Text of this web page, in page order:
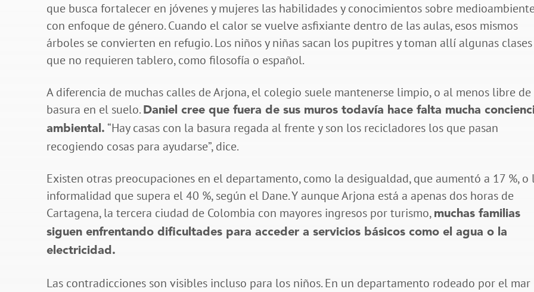
que busca fortalecer en jóvenes y mujeres las habilidades y conocimientos sobre
con enfoque de género. Cuando el calor se vuelve asfixiante dentro de las aulas, esos mismos
árboles se convierten en refugio. Los niños y niñas sacan los pupitres y toman allí algunas clases
que no requieren tablero, como filosofía o español.
A diferencia de muchas calles de Arjona, el colegio suele mantenerse limpio, o al menos libre de
basura en el suelo. Daniel cree que fuera de sus muros todavía hace falta mucha
ambiental. “Hay casas con la basura regada al frente y son los recicladores los que pasan
recogiendo cosas para ayudarse”, dice.
Existen otras preocupaciones en el departamento, como la desigualdad, que aumentó a 17 %, o
informalidad que supera el 40 %, según el Dane. Y aunque Arjona está a apenas dos horas de
Cartagena, la tercera ciudad de Colombia con mayores ingresos por turismo, muchas familias
siguen enfrentando dificultades para acceder a servicios básicos como el agua o la
electricidad.
Las contradicciones son visibles incluso para los niños. En un departamento rodeado por el mar